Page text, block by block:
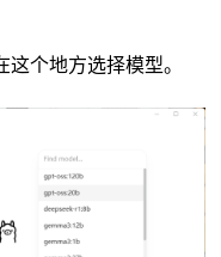
个地方选择模型。